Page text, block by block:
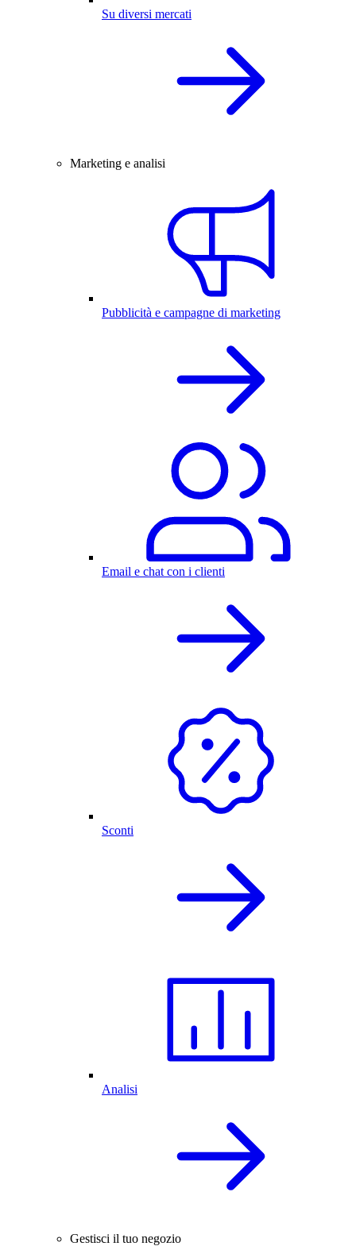
Su diversi mercati
Marketing e analisi
Pubblicità e campagne di marketing
Email e chat con i clienti
Sconti
Analisi
Gestisci il tuo negozio